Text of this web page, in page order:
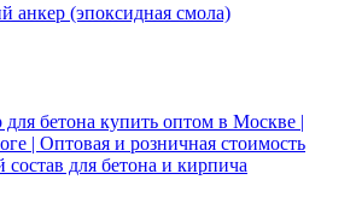
(эпоксидная смола)
для бетона и кирпича